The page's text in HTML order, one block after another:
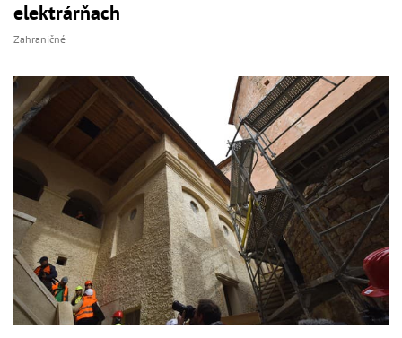
elektrárňach
Zahraničné